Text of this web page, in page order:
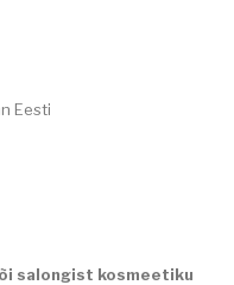
Eesti
salongist kosmeetiku